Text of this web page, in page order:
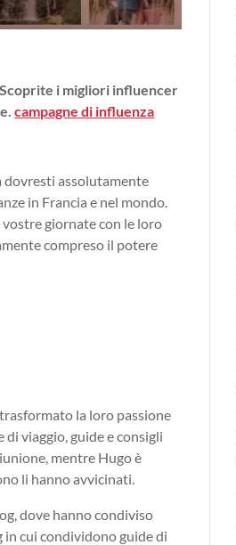
i migliori influencer
campagne di influenza
dovresti assolutamente
in Francia e nel mondo.
giornate con le loro
compreso il potere
la loro passione
viaggio, guide e consigli
mentre Hugo è
li hanno avvicinati.
dove hanno condiviso
in cui condividono guide di